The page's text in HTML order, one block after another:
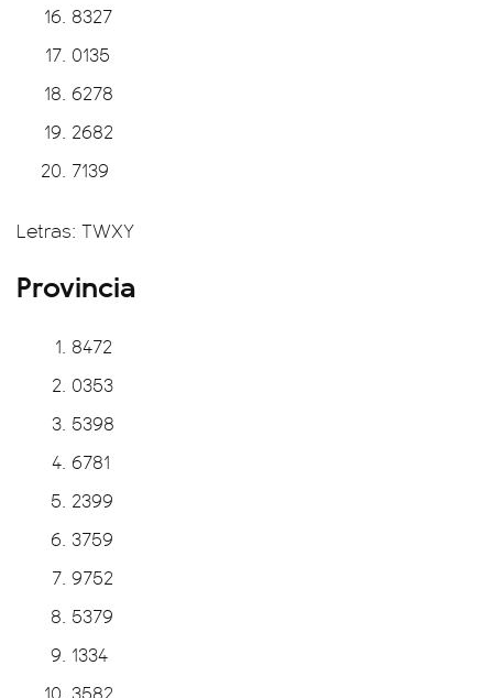
8327
0135
6278
2682
7139
Letras: TWXY
Provincia
8472
0353
5398
6781
2399
3759
9752
5379
1334
3582